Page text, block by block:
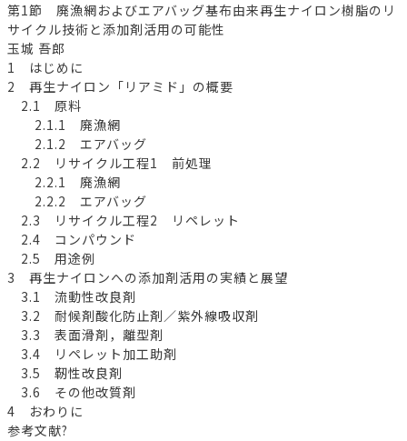
第1節 廃漁網およびエアバッグ基布由来再生ナイロン樹脂のリ
サイクル技術と添加剤活用の可能性
玉城 吾郎
1 はじめに
2 再生ナイロン「リアミド」の概要
2.1 原料
2.1.1 廃漁網
2.1.2 エアバッグ
2.2 リサイクル工程1 前処理
2.2.1 廃漁網
2.2.2 エアバッグ
2.3 リサイクル工程2 リペレット
2.4 コンパウンド
2.5 用途例
3 再生ナイロンへの添加剤活用の実績と展望
3.1 流動性改良剤
3.2 耐候剤酸化防止剤／紫外線吸収剤
3.3 表面滑剤，離型剤
3.4 リペレット加工助剤
3.5 靭性改良剤
3.6 その他改質剤
4 おわりに
参考文献?